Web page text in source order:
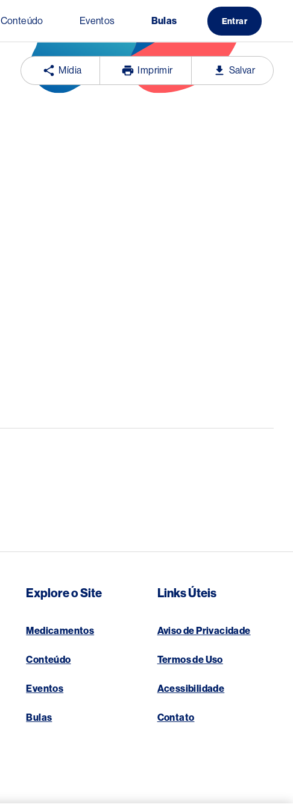
Conteúdo Eventos Bulas Entrar
Mídia Imprimir Salvar
Explore o Site
Medicamentos
Conteúdo
Eventos
Bulas
Links Úteis
Aviso de Privacidade
Termos de Uso
Acessibilidade
Contato